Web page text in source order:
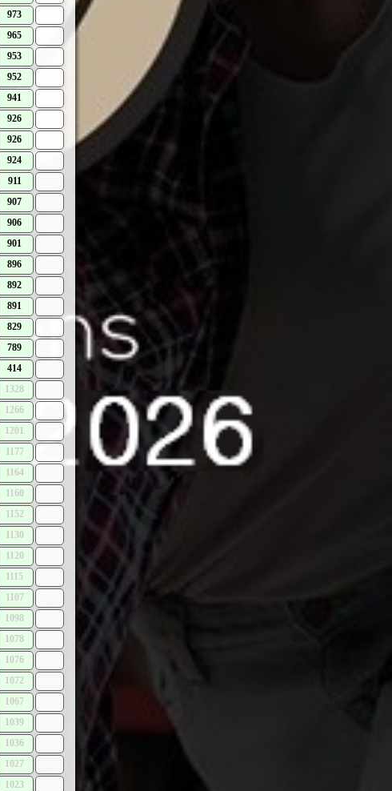
973
965
953
952
941
926
926
924
911
907
906
901
896
892
891
829
789
414
1328
1266
1201
1177
1164
1160
1152
1130
1120
1115
1107
1098
1078
1076
1072
1067
1039
1036
1027
1023